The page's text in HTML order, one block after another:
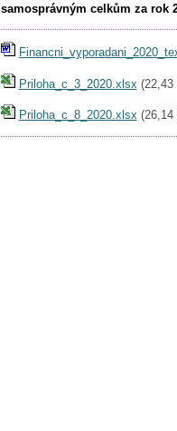
samosprávným celkům za rok
Priloha_c_3_2020.xlsx (22,43
Priloha_c_8_2020.xlsx (26,14